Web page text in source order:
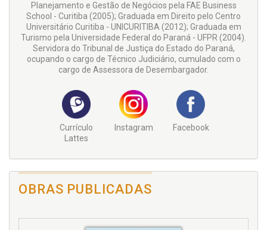
Planejamento e Gestão de Negócios pela FAE Business
School - Curitiba (2005); Graduada em Direito pelo Centro
Universitário Curitiba - UNICURITIBA (2012); Graduada em
Turismo pela Universidade Federal do Paraná - UFPR (2004).
Servidora do Tribunal de Justiça do Estado do Paraná,
ocupando o cargo de Técnico Judiciário, cumulado com o
cargo de Assessora de Desembargador.
Currículo
Lattes
Instagram Facebook
OBRAS PUBLICADAS